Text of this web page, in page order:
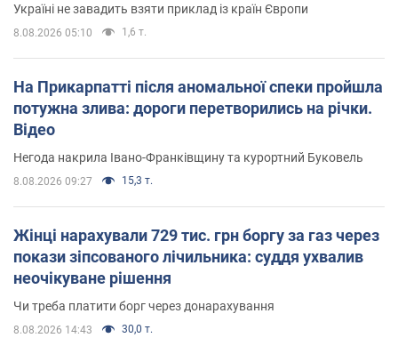
Україні не завадить взяти приклад із країн Європи
8.08.2026 05:10 1,6 т.
На Прикарпатті після аномальної спеки пройшла
потужна злива: дороги перетворились на річки.
Відео
Негода накрила Івано-Франківщину та курортний Буковель
8.08.2026 09:27 15,3 т.
Жінці нарахували 729 тис. грн боргу за газ через
покази зіпсованого лічильника: суддя ухвалив
неочікуване рішення
Чи треба платити борг через донарахування
8.08.2026 14:43 30,0 т.